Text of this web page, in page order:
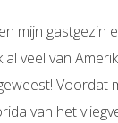
mijn gastgezin
veel van
Voordat
van het